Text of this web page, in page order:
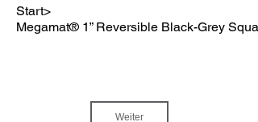
Start>
Megamat® 1” Reversible Black-Grey
Weiter